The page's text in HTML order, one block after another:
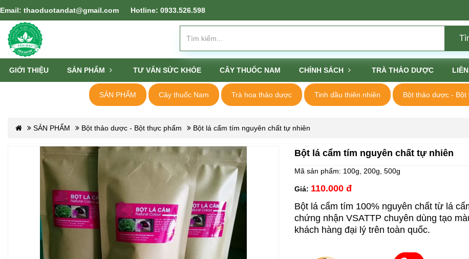
Email: thaoduotandat@gmail.com Hotline: 0933.526.598
GIỚI THIỆU SẢN PHẨM TƯ VẤN SỨC KHỎE CÂY THUỐC NAM CHÍNH SÁCH TRÀ THẢO DƯỢC
SẢN PHẨM Cây thuốc Nam Trà hoa thảo dược Tinh dầu thiên nhiên Bột thảo dược - Bột
SẢN PHẨM Bột thảo dược - Bột thực phẩm Bột lá cẩm tím nguyên chất tự nhiên
Bột lá cẩm tím nguyên chất tự nhiên
Mã sản phẩm: 100g, 200g, 500g
Giá: 110.000 đ
Bột lá cẩm tím 100% nguyên chất từ lá
chứng nhận VSATTP chuyên dùng tạo
khách hàng đại lý trên toàn quốc.